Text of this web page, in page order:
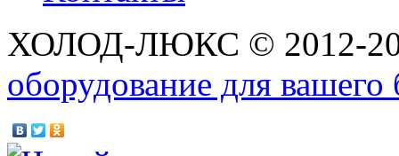
ХОЛОД-ЛЮКС © 2012-
оборудование для вашего